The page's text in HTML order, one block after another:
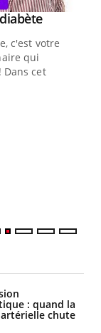
Youtube
c'est votre
qui
Dans cet
: quand la
chute